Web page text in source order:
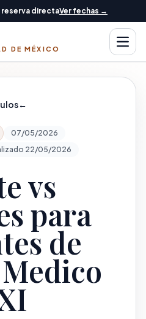
reserva directaVer fechas →
DE MÉXICO Abrir
←
07/05/2026
22/05/2026
vs
para
de